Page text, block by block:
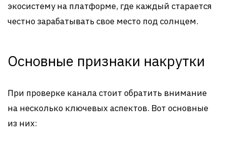
экосистему на платформе, где каждый старается
честно зарабатывать свое место под солнцем.
Основные признаки накрутки
При проверке канала стоит обратить внимание
на несколько ключевых аспектов. Вот основные
из них: